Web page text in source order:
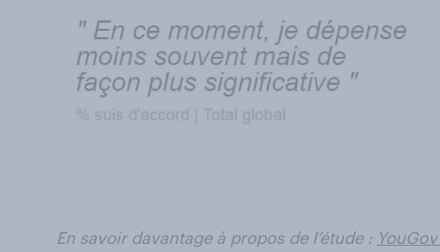
En savoir davantage à propos de l’étude :